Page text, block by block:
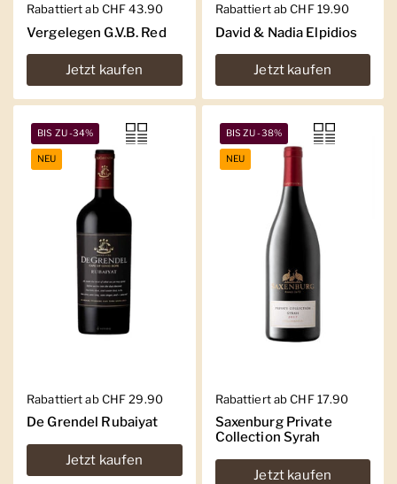
Regulärer Preis
Rabattiert ab CHF 43.90
Vergelegen G.V.B. Red
Jetzt kaufen
Regulärer Preis
Rabattiert ab CHF 19.90
David & Nadia Elpidios
Jetzt kaufen
Regulärer Preis
Rabattiert ab CHF 29.90
De Grendel Rubaiyat
Jetzt kaufen
BIS ZU -34%
NEU
Regulärer Preis
Rabattiert ab CHF 17.90
Saxenburg Private
Collection Syrah
Jetzt kaufen
BIS ZU -38%
NEU